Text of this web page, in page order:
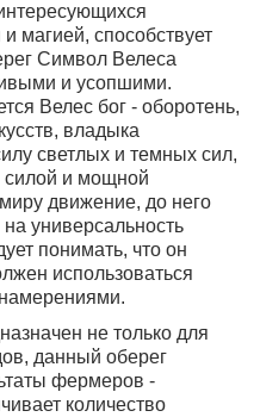
магией, способствует
Символ Велеса
и усопшими.
Велес бог - оборотень,
владыка
светлых и темных сил,
силой и мощной
движение, до него
универсальность
понимать, что он
использоваться
не только для
данный оберег
фермеров -
количество